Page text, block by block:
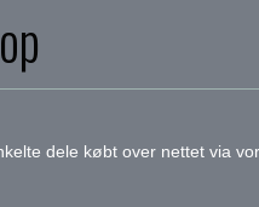
dele købt over nettet via